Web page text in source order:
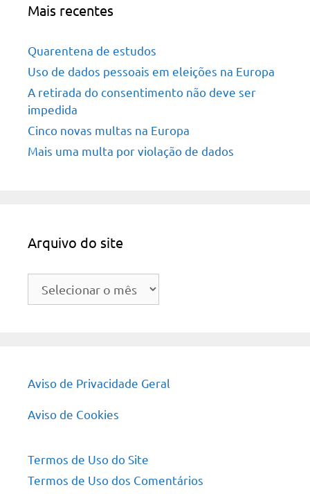
Mais recentes
Quarentena de estudos
Uso de dados pessoais em eleições na Europa
A retirada do consentimento não deve ser
impedida
Cinco novas multas na Europa
Mais uma multa por violação de dados
Arquivo do site
Arquivo
Aviso de Privacidade Geral
Aviso de Cookies
Termos de Uso do Site
Termos de Uso dos Comentários